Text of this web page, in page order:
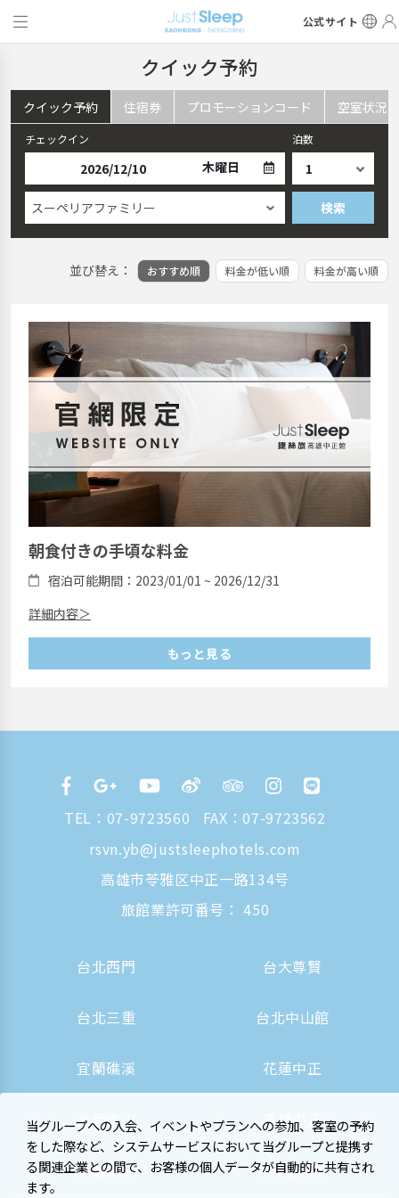
公式サイト
クイック予約
クイック予約 住宿券 プロモーションコード 空室状況
チェックイン
木曜日
泊数
スーペリアファミリー 検索
並び替え： おすすめ順 料金が低い順 料金が高い順
朝食付きの手頃な料金
宿泊可能期間：2023/01/01 ~ 2026/12/31
詳細内容＞
もっと見る
TEL： 07-9723560
FAX：07-9723562
rsvn.yb@justsleephotels.com
高雄市苓雅区中正一路134号
旅館業許可番号： 450
台北西門 台大尊賢
台北三重 台北中山館
宜蘭礁溪 花蓮中正
台南虎山 高雄中正
高雄駅前 大阪心斎橋
当グループへの入会、イベントやプランへの参加、客室の予約
をした際など、システムサービスにおいて当グループと提携す
る関連企業との間で、お客様の個人データが自動的に共有され
ます。